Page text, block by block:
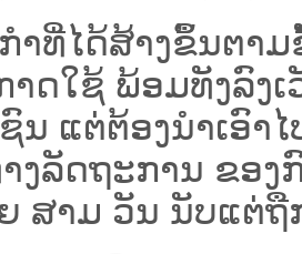
າທີ່ໄດ້ສ້າງຂຶ້ນຕາ
າດໃຊ້ ພ້ອມທັງລົງ
ນ ແຕ່ຕ້ອງນໍາເອົາ
ງ​ລັດ​ຖະ​ການ​ ຂອ
ສາມ ວັນ ນັບແຕ່ຖື